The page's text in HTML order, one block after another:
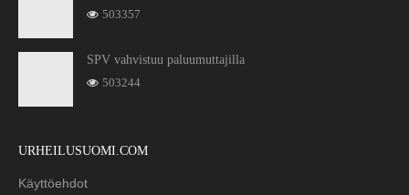
503357
SPV vahvistuu paluumuttajilla
503244
URHEILUSUOMI.COM
Käyttöehdot